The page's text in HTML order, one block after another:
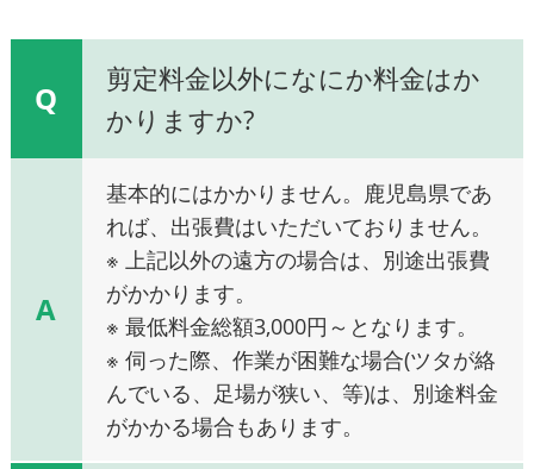
Q
剪定料金以外になにか料金はか
かりますか?
A
基本的にはかかりません。鹿児島県であ
れば、出張費はいただいておりません。
※ 上記以外の遠方の場合は、別途出張費
がかかります。
※ 最低料金総額3,000円～となります。
※ 伺った際、作業が困難な場合(ツタが絡
んでいる、足場が狭い、等)は、別途料金
がかかる場合もあります。